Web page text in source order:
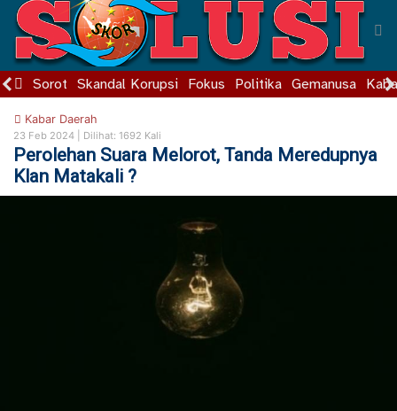
Sorot Skandal Korupsi Fokus Politika Gemanusa
Kabar Daerah
23 Feb 2024 | Dilihat: 1692 Kali
Perolehan Suara Melorot, Tanda Meredupnya
Klan Matakali ?